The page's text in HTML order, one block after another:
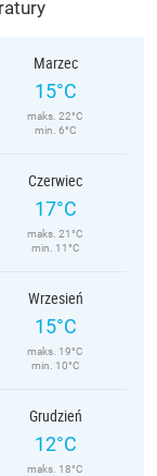
Marzec
15°C
maks. 22°C
min. 6°C
Czerwiec
17°C
maks. 21°C
min. 11°C
Wrzesień
15°C
maks. 19°C
min. 10°C
Grudzień
12°C
maks. 18°C